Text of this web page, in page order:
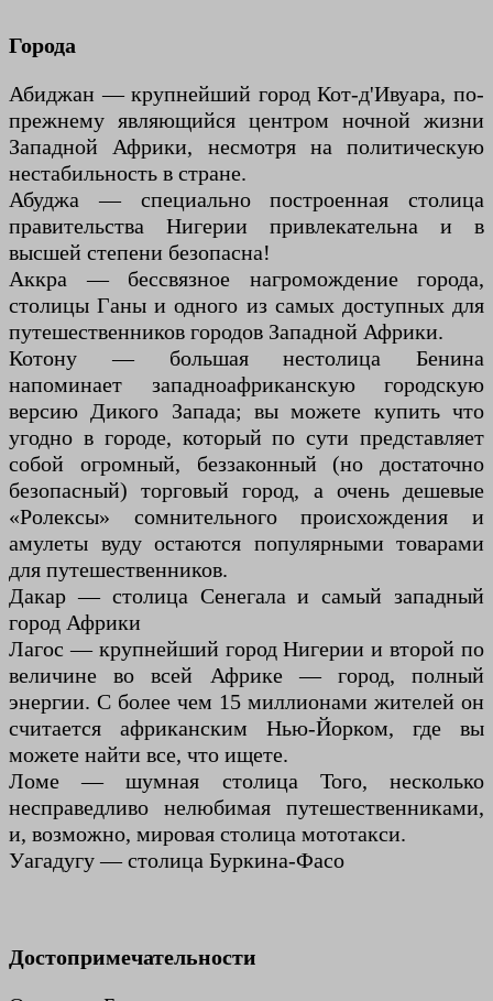
Города
Абиджан — крупнейший город Кот-д'Ивуара, по-
прежнему являющийся центром ночной жизни
Западной Африки, несмотря на политическую
нестабильность в стране.
Абуджа — специально построенная столица
правительства Нигерии привлекательна и в
высшей степени безопасна!
Аккра — бессвязное нагромождение города,
столицы Ганы и одного из самых доступных для
путешественников городов Западной Африки.
Котону — большая нестолица Бенина
напоминает западноафриканскую городскую
версию Дикого Запада; вы можете купить что
угодно в городе, который по сути представляет
собой огромный, беззаконный (но достаточно
безопасный) торговый город, а очень дешевые
«Ролексы» сомнительного происхождения и
амулеты вуду остаются популярными товарами
для путешественников.
Дакар — столица Сенегала и самый западный
город Африки
Лагос — крупнейший город Нигерии и второй по
величине во всей Африке — город, полный
энергии. С более чем 15 миллионами жителей он
считается африканским Нью-Йорком, где вы
можете найти все, что ищете.
Ломе — шумная столица Того, несколько
несправедливо нелюбимая путешественниками,
и, возможно, мировая столица мототакси.
Уагадугу — столица Буркина-Фасо
Достопримечательности